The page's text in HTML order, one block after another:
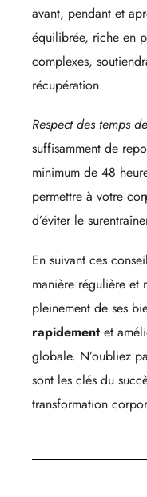
avant, pendant et
équilibrée, riche en
complexes,
récupération.
Respect des temps
suffisamment de
minimum de 48
permettre à votre
d’éviter le
En suivant ces
manière régulière et
pleinement de ses
rapidement et
globale. N’oubliez
sont les clés du
transformation